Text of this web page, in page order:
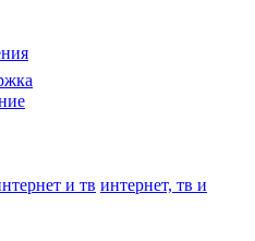
и тв интернет, тв и